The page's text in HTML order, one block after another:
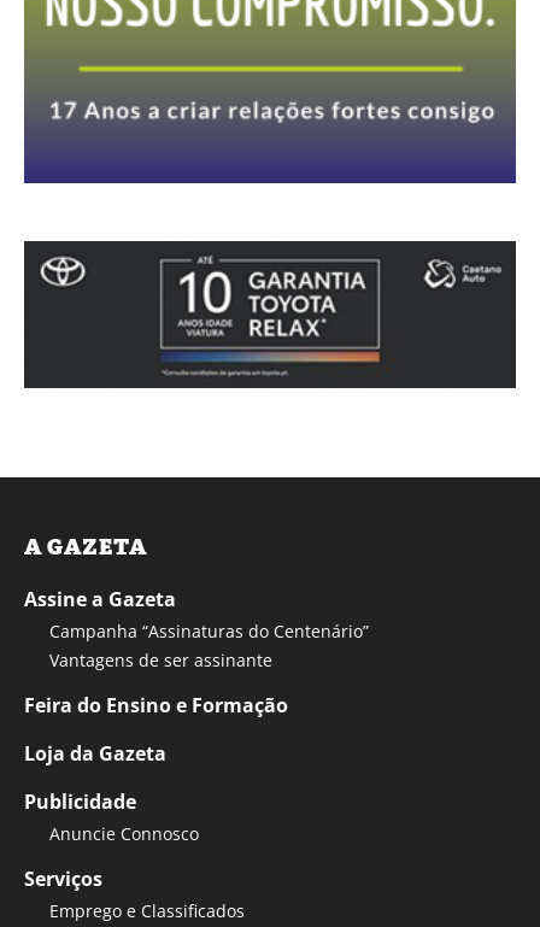
A GAZETA
Assine a Gazeta
Campanha “Assinaturas do Centenário”
Vantagens de ser assinante
Feira do Ensino e Formação
Loja da Gazeta
Publicidade
Anuncie Connosco
Serviços
Emprego e Classificados